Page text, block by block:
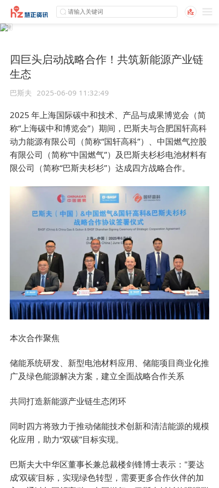
四巨头启动战略合作！共筑新能源产业链
生态
巴斯夫 2025-06-09 11:32:49
2025 年上海国际碳中和技术、产品与成果博览会（简
称“上海碳中和博览会”）期间，巴斯夫与合肥国轩高科
动力能源有限公司（简称“国轩高科”）、中国燃气控股
有限公司（简称“中国燃气”）及巴斯夫杉杉电池材料有
限公司（简称“巴斯夫杉杉”）达成四方战略合作。
本次合作聚焦
储能系统研发、新型电池材料应用、储能项目商业化推
广及绿色能源解决方案，建立全面战略合作关系
共同打造新能源产业链生态闭环
同时四方将致力于推动储能技术创新和清洁能源的规模
化应用，助力“双碳”目标实现。
巴斯夫大中华区董事长兼总裁楼剑锋博士表示："要达
成‘双碳’目标，实现绿色转型，需要更多合作伙伴的加